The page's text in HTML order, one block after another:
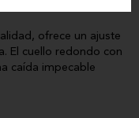
ofrece un ajuste
El cuello redondo con
caída impecable